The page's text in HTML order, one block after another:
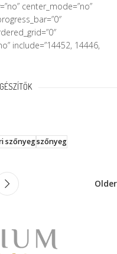
center_mode=”no”
include=”14452, 14446,
szőnyegszőnyeg
Older